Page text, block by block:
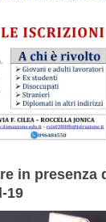
in presenza
19